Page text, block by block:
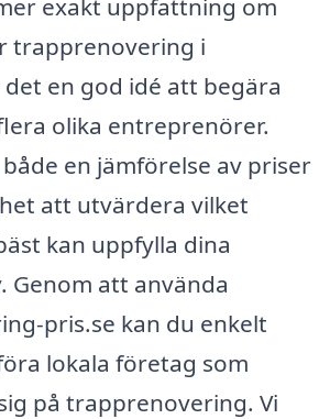
exakt uppfattning om
trapprenovering i
det en god idé att begära
olika entreprenörer.
en jämförelse av priser
att utvärdera vilket
kan uppfylla dina
Genom att använda
pris.se kan du enkelt
lokala företag som
på trapprenovering. Vi